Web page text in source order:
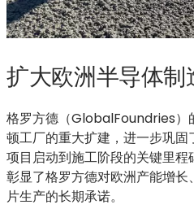
扩大欧洲半导体制
格罗方德（GlobalFoundries）
顿工厂的重大扩建，进一步巩
项目启动到施工阶段的关键里
彰显了格罗方德对欧洲产能增
片生产的长期承诺。